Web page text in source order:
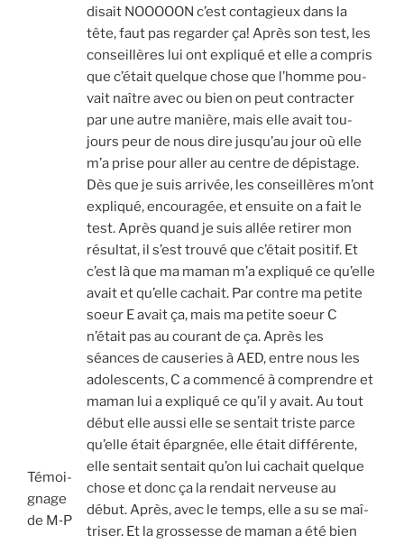
Témoi­
gnage
de M‑P
disait NOOOOON c’est conta­gieux dans la
tête, faut pas regar­der ça! Après son test, les
conseillères lui ont expli­qué et elle a com­pris
que c’était quelque chose que l’homme pou­
vait naître avec ou bien on peut contrac­ter
par une autre manière, mais elle avait tou­
jours peur de nous dire jusqu’au jour où elle
m’a prise pour aller au centre de dépis­tage.
Dès que je suis arri­vée, les conseillères m’ont
expli­qué, encou­ra­gée, et ensuite on a fait le
test. Après quand je suis allée reti­rer mon
résul­tat, il s’est trou­vé que c’était posi­tif. Et
c’est là que ma maman m’a expli­qué ce qu’elle
avait et qu’elle cachait. Par contre ma petite
soeur E avait ça, mais ma petite soeur C
n’était pas au cou­rant de ça. Après les
séances de cau­se­ries à AED, entre nous les
ado­les­cents, C a com­men­cé à com­prendre et
maman lui a expli­qué ce qu’il y avait. Au tout
début elle aus­si elle se sen­tait triste parce
qu’elle était épar­gnée, elle était dif­fé­rente,
elle sen­tait sen­tait qu’on lui cachait quelque
chose et donc ça la ren­dait ner­veuse au
début. Après, avec le temps, elle a su se maî­
tri­ser. Et la gros­sesse de maman a été bien